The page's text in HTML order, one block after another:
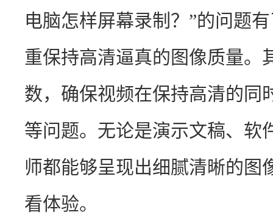
电脑怎样屏幕录制？”的问题
重保持高清逼真的图像质量。
数，确保视频在保持高清的同
等问题。无论是演示文稿、软
师都能够呈现出细腻清晰的图
看体验。